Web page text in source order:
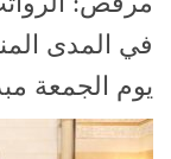
في المدى
يوم الجمعة